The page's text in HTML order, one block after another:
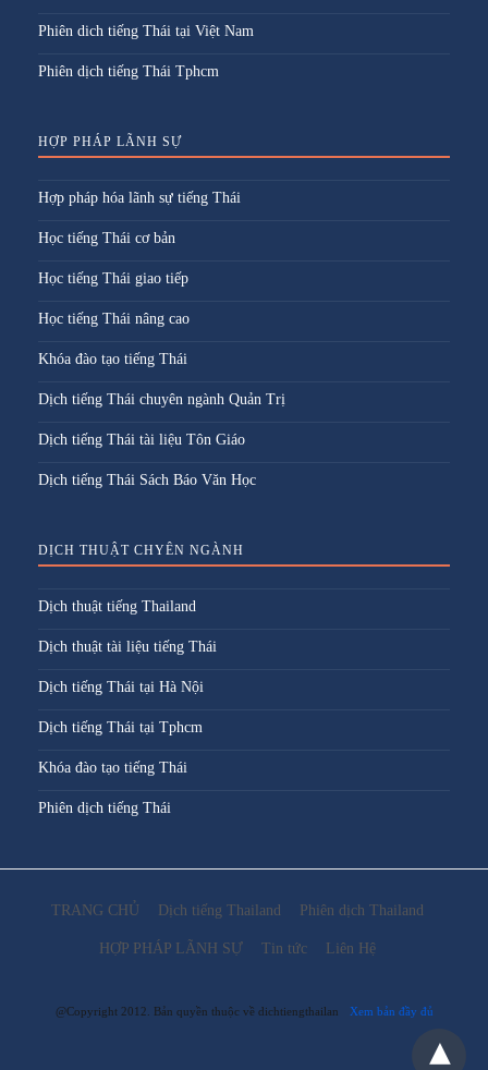
Phiên dich tiếng Thái tại Việt Nam
Phiên dịch tiếng Thái Tphcm
HỢP PHÁP LÃNH SỰ
Hợp pháp hóa lãnh sự tiếng Thái
Học tiếng Thái cơ bản
Học tiếng Thái giao tiếp
Học tiếng Thái nâng cao
Khóa đào tạo tiếng Thái
Dịch tiếng Thái chuyên ngành Quản Trị
Dịch tiếng Thái tài liệu Tôn Giáo
Dịch tiếng Thái Sách Báo Văn Học
DỊCH THUẬT CHYÊN NGÀNH
Dịch thuật tiếng Thailand
Dịch thuật tài liệu tiếng Thái
Dịch tiếng Thái tại Hà Nội
Dịch tiếng Thái tại Tphcm
Khóa đào tạo tiếng Thái
Phiên dịch tiếng Thái
TRANG CHỦ Dịch tiếng Thailand Phiên dịch Thailand
HỢP PHÁP LÃNH SỰ Tin tức Liên Hệ
@Copyright 2012. Bản quyền thuộc về dichtiengthailan Xem bản đầy đủ